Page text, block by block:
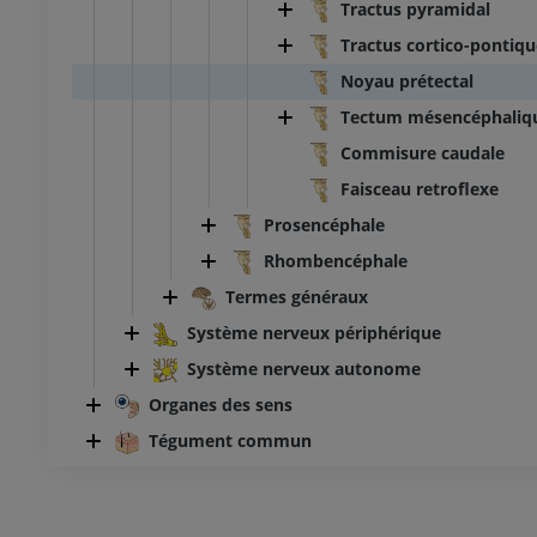
Tractus pyramidal
Tractus cortico-
Noyau prétectal
Tectum
Commisure caudale
Faisceau retroflexe
Prosencéphale
Rhombencéphale
Termes généraux
Système nerveux périphérique
Système nerveux autonome
Organes des sens
Tégument commun